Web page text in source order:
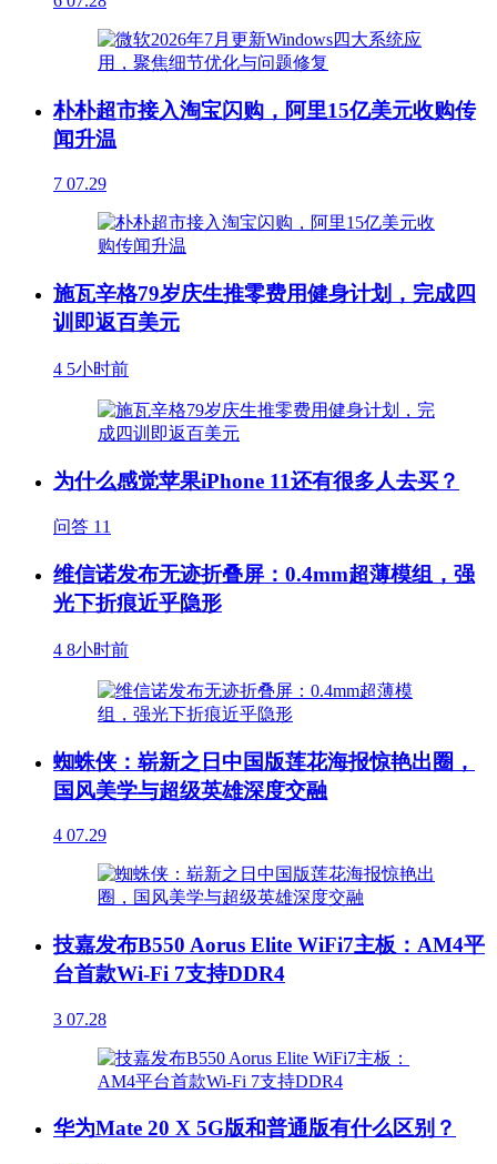
朴朴超市接入淘宝闪购，阿里15亿美元收购传
闻升温
7 07.29
施瓦辛格79岁庆生推零费用健身计划，完成四
训即返百美元
4 5小时前
为什么感觉苹果iPhone 11还有很多人去买？
问答 11
维信诺发布无迹折叠屏：0.4mm超薄模组，强
光下折痕近乎隐形
4 8小时前
蜘蛛侠：崭新之日中国版莲花海报惊艳出圈，
国风美学与超级英雄深度交融
4 07.29
技嘉发布B550 Aorus Elite WiFi7主板：AM4平
台首款Wi-Fi 7支持DDR4
3 07.28
华为Mate 20 X 5G版和普通版有什么区别？